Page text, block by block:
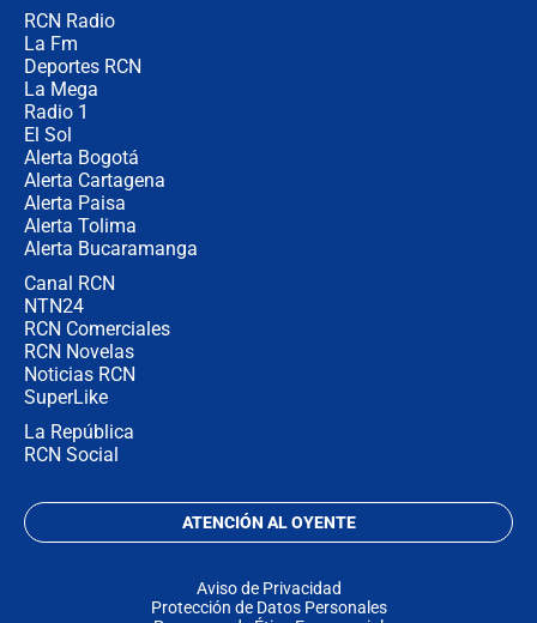
RCN Radio
La Fm
Deportes RCN
La Mega
Radio 1
El Sol
Alerta Bogotá
Alerta Cartagena
Alerta Paisa
Alerta Tolima
Alerta Bucaramanga
Canal RCN
NTN24
RCN Comerciales
RCN Novelas
Noticias RCN
SuperLike
La República
RCN Social
ATENCIÓN AL OYENTE
Aviso de Privacidad
Protección de Datos Personales